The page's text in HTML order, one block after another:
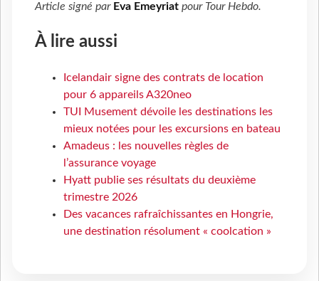
Article signé par Eva Emeyriat pour Tour Hebdo.
À lire aussi
Icelandair signe des contrats de location
pour 6 appareils A320neo
TUI Musement dévoile les destinations les
mieux notées pour les excursions en bateau
Amadeus : les nouvelles règles de
l’assurance voyage
Hyatt publie ses résultats du deuxième
trimestre 2026
Des vacances rafraîchissantes en Hongrie,
une destination résolument « coolcation »